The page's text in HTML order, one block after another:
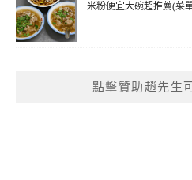
米粉便宜大碗超推薦(菜
點擊贊助趙先生